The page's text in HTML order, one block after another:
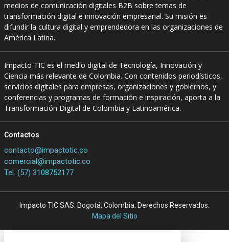
medios de comunicación digitales B2B sobre temas de
transformación digital e innovación empresarial. Su misión es
difundir la cultura digital y emprendedora en las organizaciones de
América Latina.
Impacto TIC es el medio digital de Tecnología, Innovación y
Ciencia más relevante de Colombia. Con contenidos periodísticos,
servicios digitales para empresas, organizaciones y gobiernos, y
conferencias y programas de formación e inspiración, aporta a la
Transformación Digital de Colombia y Latinoamérica.
Contactos
contacto@impactotic.co
comercial@impactotic.co
Tel. (57) 3108752177
Impacto TIC SAS. Bogotá, Colombia. Derechos Reservados.
Mapa del Sitio